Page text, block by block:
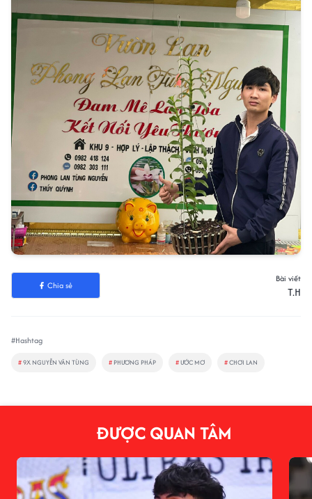
Chia sẻ
Bài viết
T.H
#Hashtag
#9X NGUYỄN VĂN TÙNG # PHƯƠNG PHÁP #ƯỚC MƠ #CHƠI LAN
ĐƯỢC QUAN TÂM